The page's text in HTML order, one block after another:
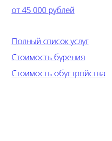
от 45 000 рублей
Полный список услуг
Стоимость бурения
Стоимость обустройства